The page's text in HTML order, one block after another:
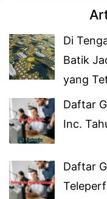
Di
Batik
yang
Daftar
Inc.
Daftar